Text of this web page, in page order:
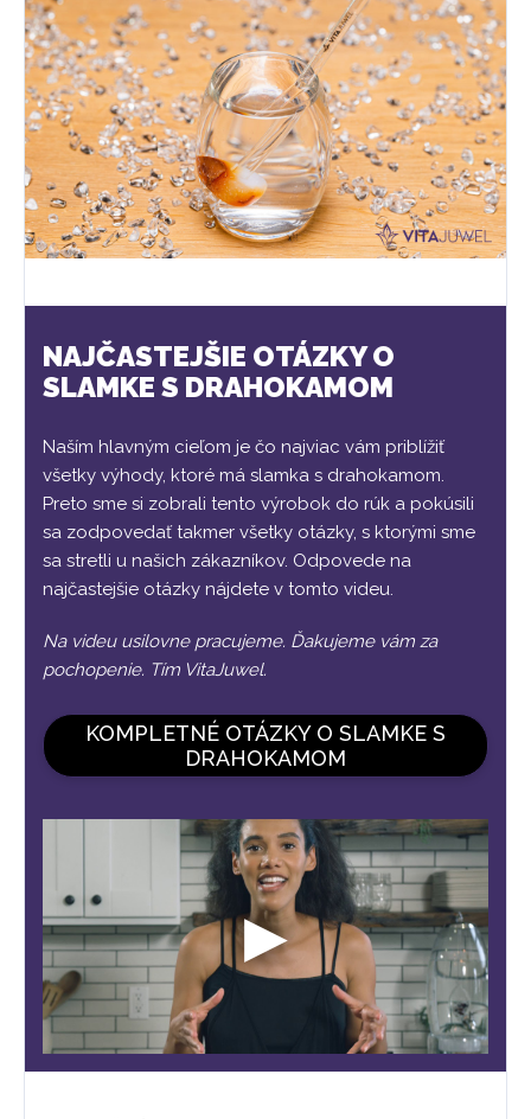
NAJČASTEJŠIE OTÁZKY O
SLAMKE S DRAHOKAMOM
Naším hlavným cieľom je čo najviac vám priblížiť
všetky výhody, ktoré má slamka s drahokamom.
Preto sme si zobrali tento výrobok do rúk a pokúsili
sa zodpovedať takmer všetky otázky, s ktorými sme
sa stretli u našich zákazníkov. Odpovede na
najčastejšie otázky nájdete v tomto videu.
Na videu usilovne pracujeme. Ďakujeme vám za
pochopenie. Tím VitaJuwel.
KOMPLETNÉ OTÁZKY O SLAMKE S
DRAHOKAMOM